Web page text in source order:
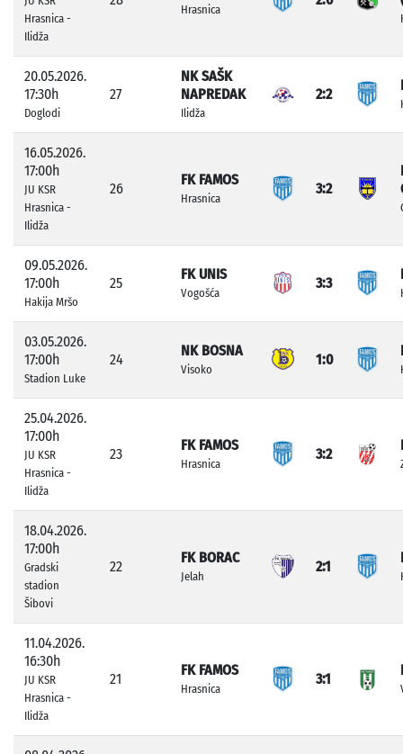
Hrasnica -
Ilidža
Hrasnica
20.05.2026.
17:30h
Doglodi
27
NK SAŠK
NAPREDAK
Ilidža
2:2
16.05.2026.
17:00h
JU KSR
Hrasnica -
Ilidža
26
FK FAMOS
Hrasnica
3:2
09.05.2026.
17:00h
Hakija Mršo
25
FK UNIS
Vogošća
3:3
03.05.2026.
17:00h
Stadion Luke
24
NK BOSNA
Visoko
1:0
25.04.2026.
17:00h
JU KSR
Hrasnica -
Ilidža
23
FK FAMOS
Hrasnica
3:2
18.04.2026.
17:00h
Gradski
stadion
Šibovi
22
FK BORAC
Jelah
2:1
11.04.2026.
16:30h
JU KSR
Hrasnica -
Ilidža
21
FK FAMOS
Hrasnica
3:1